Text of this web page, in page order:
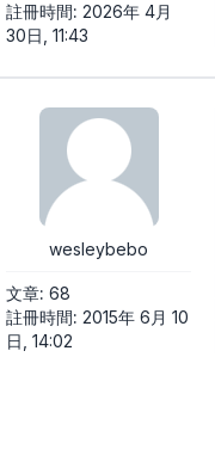
註冊時間: 2026年 4月
30日, 11:43
wesleybebo
文章: 68
註冊時間: 2015年 6月 10
日, 14:02